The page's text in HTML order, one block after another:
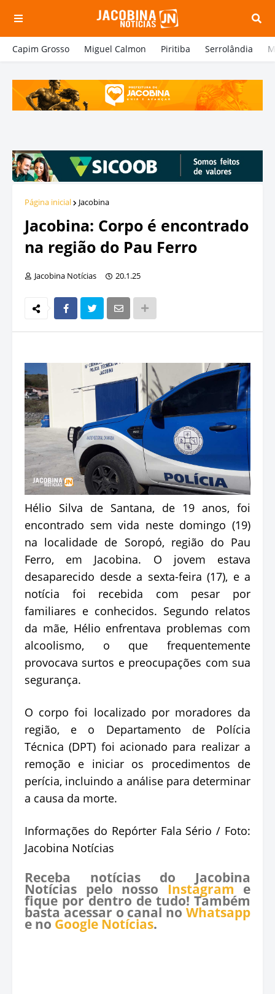
Capim Grosso Miguel Calmon Piritiba Serrolândia
Página inicial Jacobina
Jacobina: Corpo é encontrado
na região do Pau Ferro
Jacobina Notícias 20.1.25
Hélio Silva de Santana, de 19 anos, foi
encontrado sem vida neste domingo (19)
na localidade de Soropó, região do Pau
Ferro, em Jacobina. O jovem estava
desaparecido desde a sexta-feira (17), e a
notícia foi recebida com pesar por
familiares e conhecidos. Segundo relatos
da mãe, Hélio enfrentava problemas com
alcoolismo, o que frequentemente
provocava surtos e preocupações com sua
segurança.
O corpo foi localizado por moradores da
região, e o Departamento de Polícia
Técnica (DPT) foi acionado para realizar a
remoção e iniciar os procedimentos de
perícia, incluindo a análise para determinar
a causa da morte.
Informações do Repórter Fala Sério / Foto:
Jacobina Notícias
Receba notícias do Jacobina
Notícias pelo nosso Instagram e
fique por dentro de tudo! Também
basta acessar o canal no Whatsapp
e no Google Notícias.